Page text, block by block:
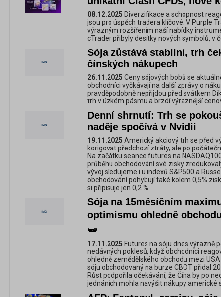
08.12.2025 Diverzifikace a schopnost
jsou pro úspěch tradera klíčové. V Purple
výrazným rozšířením naší nabídky
cTrader přibyly desítky nových symbolů, v
Sója zůstává stabilní, trh
čínských nákupech
26.11.2025 Ceny sójových bobů se
obchodníci vyčkávají na další zprávy o
pravděpodobně nepřijdou před svátkem
trh v úzkém pásmu a brzdí výraznější
Denní shrnutí: Trh se
naděje spočívá v Nvidii
19.11.2025 Americký akciový trh se před
korigovat předchozí ztráty, ale po
Na začátku seance futures na
průběhu obchodování své zisky
vývoj sledujeme i u indexů S&P500 a
obchodování pohybují také kolem 0,5%
si připisuje jen 0,2 %.
Sója na 15měsíčním
optimismu ohledně
🫛
17.11.2025 Futures na sóju dnes výrazně
nedávných poklesů, když obchodníci
ohledně zemědělského obchodu mezi
sóju obchodovaný na burze CBOT přidal
Růst podpořila očekávání, že Čína by po
jednáních mohla navýšit nákupy americké